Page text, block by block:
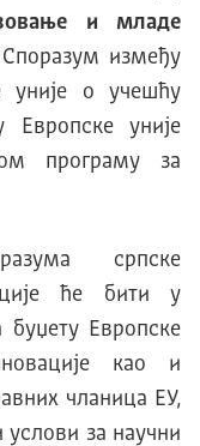
и младе
између
уније о учешћу
Европске уније
програму за
српске
ће бити у
Европске
као и
чланица ЕУ,
услови за научни